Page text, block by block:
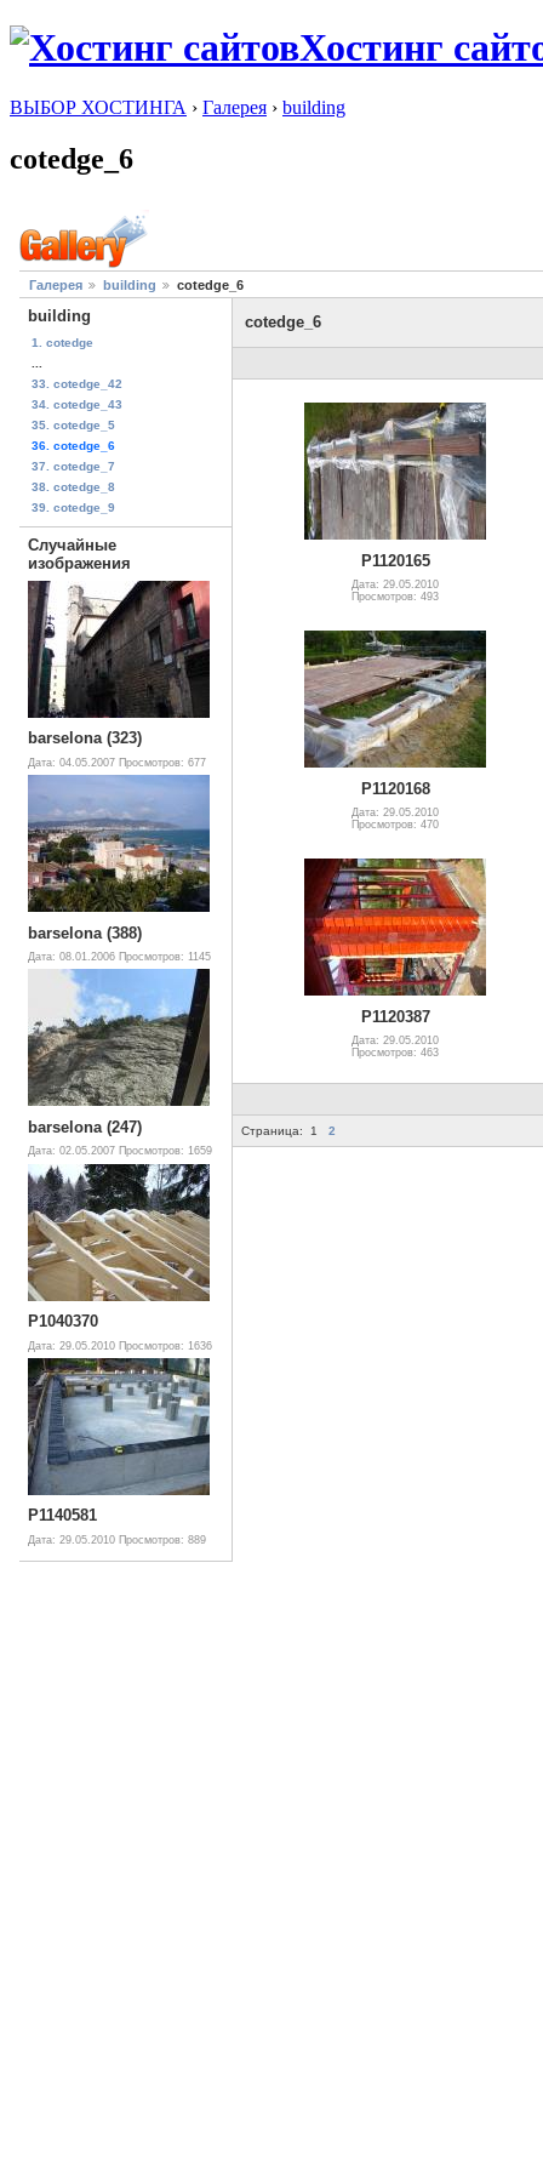
Хостинг
ВЫБОР ХОСТИНГА › Галерея › building
cotedge_6
Галерея building cotedge_6
building
1. cotedge
...
33. cotedge_42
34. cotedge_43
35. cotedge_5
36. cotedge_6
37. cotedge_7
38. cotedge_8
39. cotedge_9
Случайные
изображения
barselona (323)
Дата: 04.05.2007 Просмотров: 677
barselona (388)
Дата: 08.01.2006 Просмотров: 1145
barselona (247)
Дата: 02.05.2007 Просмотров: 1659
P1040370
Дата: 29.05.2010 Просмотров: 1636
P1140581
Дата: 29.05.2010 Просмотров: 889
cotedge_6
P1120165
Дата: 29.05.2010
Просмотров: 493
P1120168
Дата: 29.05.2010
Просмотров: 470
P1120387
Дата: 29.05.2010
Просмотров: 463
Страница: 1 2